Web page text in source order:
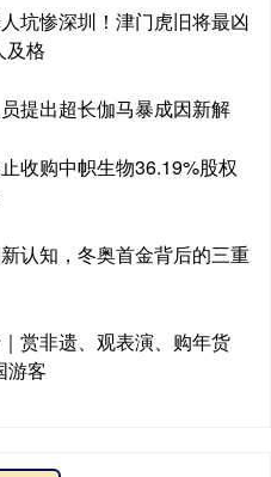
坑惨深圳！津门虎旧将最凶
及格
提出超长伽马暴成因新解
收购中帜生物36.19%股权
认知，冬奥首金背后的三重
赏非遗、观表演、购年货
游客